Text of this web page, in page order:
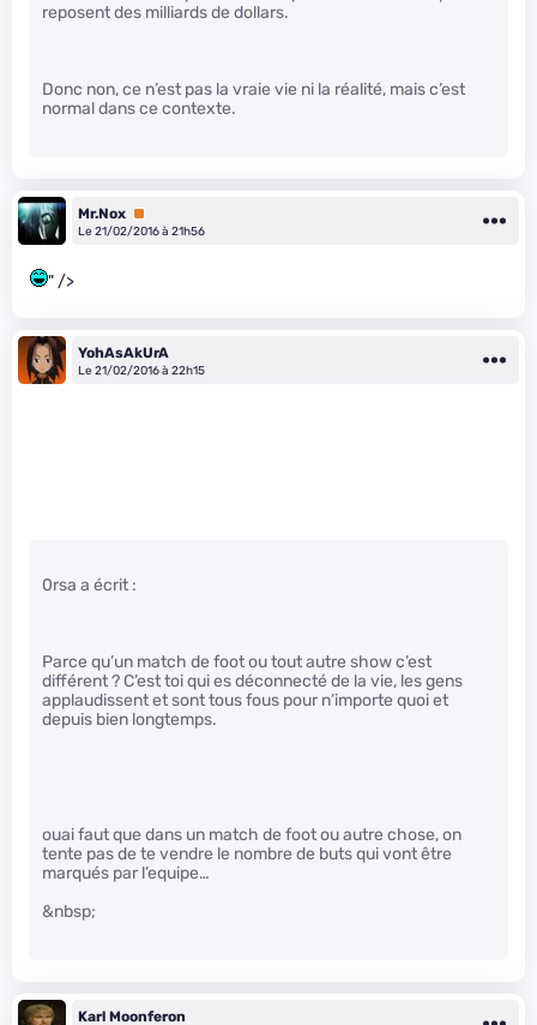
reposent des milliards de dollars.
Donc non, ce n’est pas la vraie vie ni la réalité, mais c’est
normal dans ce contexte.
Mr.Nox Premium
Le 21/02/2016 à 21h56
" />
YohAsAkUrA
Le 21/02/2016 à 22h15
0rsa a écrit :
Parce qu’un match de foot ou tout autre show c’est
différent ? C’est toi qui es déconnecté de la vie, les gens
applaudissent et sont tous fous pour n’importe quoi et
depuis bien longtemps.
ouai faut que dans un match de foot ou autre chose, on
tente pas de te vendre le nombre de buts qui vont être
marqués par l’equipe…
&nbsp;
Karl Moonferon